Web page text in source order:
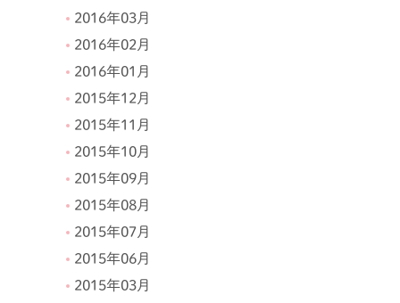
2016年03月
2016年02月
2016年01月
2015年12月
2015年11月
2015年10月
2015年09月
2015年08月
2015年07月
2015年06月
2015年03月